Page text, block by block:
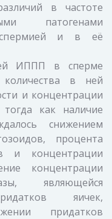
в частоте
патогенами
и в её
ИППП в сперме
количества в ней
и концентрации
как наличие
снижением
процента
и концентрации
концентрации
являющейся
яичек,
придатков